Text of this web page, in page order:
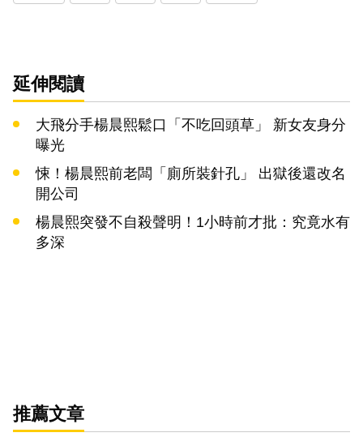
延伸閱讀
大飛分手楊晨熙鬆口「不吃回頭草」 新女友身分
曝光
悚！楊晨熙前老闆「廁所裝針孔」 出獄後還改名
開公司
楊晨熙突發不自殺聲明！1小時前才批：究竟水有
多深
推薦文章